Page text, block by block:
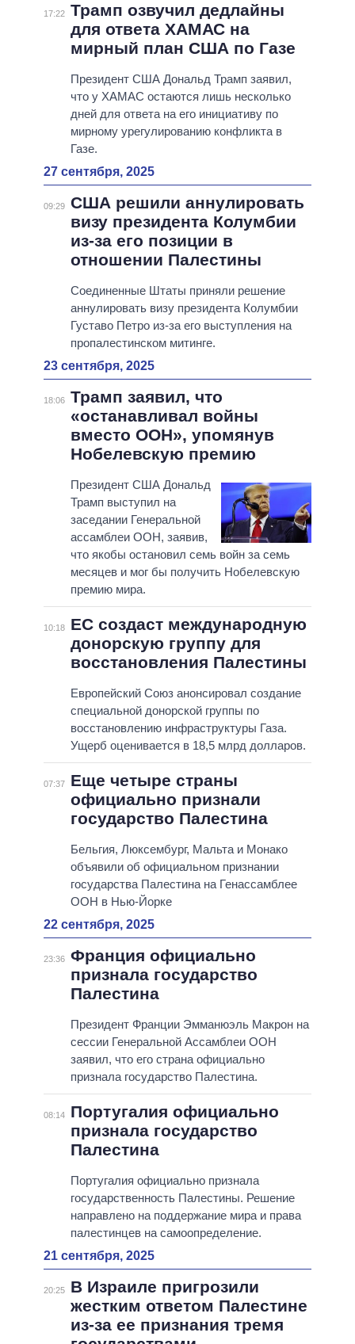
17:22 Трамп озвучил дедлайны
для ответа ХАМАС на
мирный план США по Газе
Президент США Дональд Трамп заявил,
что у ХАМАС остаются лишь несколько
дней для ответа на его инициативу по
мирному урегулированию конфликта в
Газе.
27 сентября, 2025
09:29 США решили аннулировать
визу президента Колумбии
из-за его позиции в
отношении Палестины
Соединенные Штаты приняли решение
аннулировать визу президента Колумбии
Густаво Петро из-за его выступления на
пропалестинском митинге.
23 сентября, 2025
18:06 Трамп заявил, что
«останавливал войны
вместо ООН», упомянув
Нобелевскую премию
Президент США Дональд
Трамп выступил на
заседании Генеральной
ассамблеи ООН, заявив,
что якобы остановил семь войн за семь
месяцев и мог бы получить Нобелевскую
премию мира.
10:18
ЕС создаст международную
донорскую группу для
восстановления Палестины
Европейский Союз анонсировал создание
специальной донорской группы по
восстановлению инфраструктуры Газа.
Ущерб оценивается в 18,5 млрд долларов.
07:37
Еще четыре страны
официально признали
государство Палестина
Бельгия, Люксембург, Мальта и Монако
объявили об официальном признании
государства Палестина на Генассамблее
ООН в Нью-Йорке
22 сентября, 2025
23:36 Франция официально
признала государство
Палестина
Президент Франции Эмманюэль Макрон на
сессии Генеральной Ассамблеи ООН
заявил, что его страна официально
признала государство Палестина.
08:14
Португалия официально
признала государство
Палестина
Португалия официально признала
государственность Палестины. Решение
направлено на поддержание мира и права
палестинцев на самоопределение.
21 сентября, 2025
20:25
В Израиле пригрозили
жестким ответом Палестине
из-за ее признания тремя